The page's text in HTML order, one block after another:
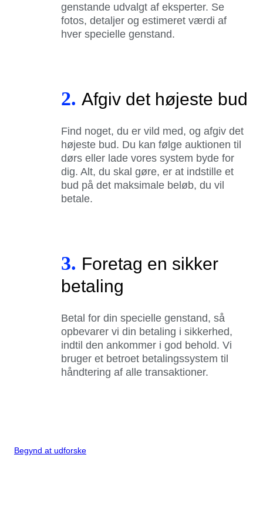
genstande udvalgt af eksperter. Se
fotos, detaljer og estimeret værdi af
hver specielle genstand.
2. Afgiv det højeste bud
Find noget, du er vild med, og afgiv det
højeste bud. Du kan følge auktionen til
dørs eller lade vores system byde for
dig. Alt, du skal gøre, er at indstille et
bud på det maksimale beløb, du vil
betale.
3. Foretag en sikker
betaling
Betal for din specielle genstand, så
opbevarer vi din betaling i sikkerhed,
indtil den ankommer i god behold. Vi
bruger et betroet betalingssystem til
håndtering af alle transaktioner.
Begynd at udforske